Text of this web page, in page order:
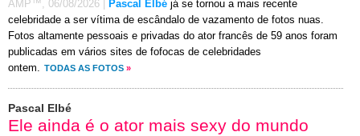
AMP™, 06/08/2026 Pascal Elbé já se tornou a mais recente
celebridade a ser vítima de escândalo de vazamento de fotos nuas.
Fotos altamente pessoais e privadas do ator francês de 59 anos foram
publicadas em vários sites de fofocas de celebridades
ontem. TODAS AS FOTOS »
Pascal Elbé
Ele ainda é o ator mais sexy do mundo